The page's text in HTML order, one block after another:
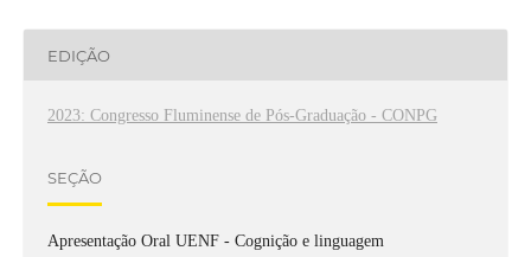
EDIÇÃO
2023: Congresso Fluminense de Pós-Graduação - CONPG
SEÇÃO
Apresentação Oral UENF - Cognição e linguagem